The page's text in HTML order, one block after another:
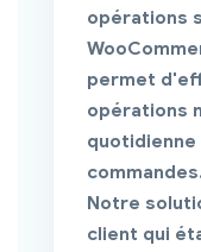
opérations
permet
opérations
Notre
client qui